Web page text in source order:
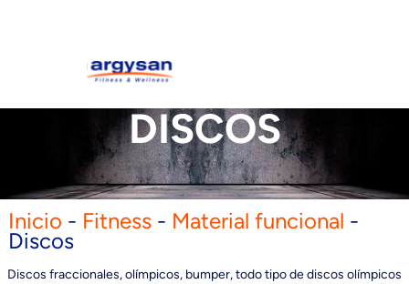
DISCOS
Inicio - Fitness- Material funcional -
Discos
Discos fraccionales, olímpicos, bumper, todo tipo de discos olímpicos